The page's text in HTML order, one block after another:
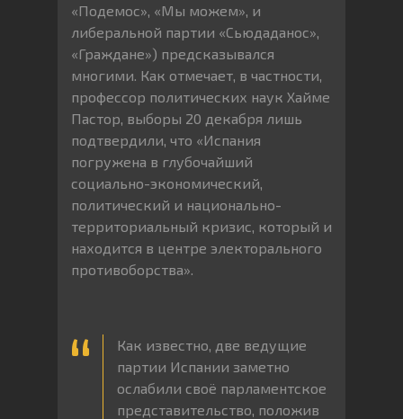
«Подемос», «Мы можем», и
либеральной партии «Сьюдаданос»,
«Граждане») предсказывался
многими. Как отмечает, в частности,
профессор политических наук Хайме
Пастор, выборы 20 декабря лишь
подтвердили, что «Испания
погружена в глубочайший
социально-экономический,
политический и национально-
территориальный кризис, который и
находится в центре электорального
противоборства».
Как известно, две ведущие
партии Испании заметно
ослабили своё парламентское
представительство, положив